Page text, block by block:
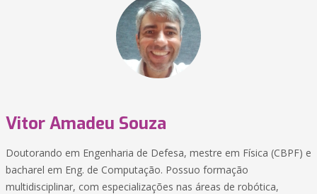
Vitor Amadeu Souza
Doutorando em Engenharia de Defesa, mestre em Física (CBPF) e
bacharel em Eng. de Computação. Possuo formação
multidisciplinar, com especializações nas áreas de robótica,